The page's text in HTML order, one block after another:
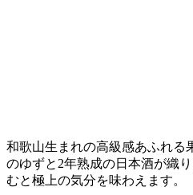
和歌山生まれの高級感あふれ
のゆずと2年熟成の日本酒が織
むと極上の気分を味わえます。